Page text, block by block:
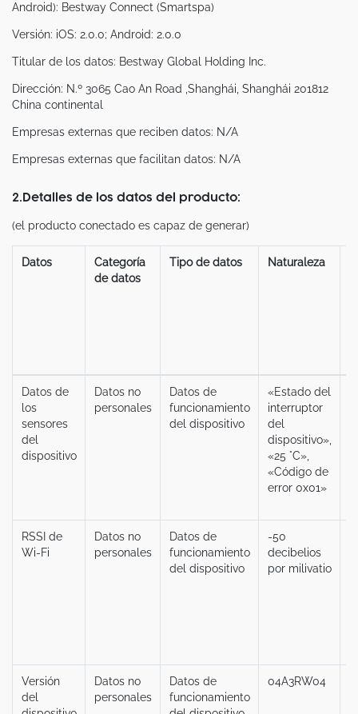
Android): Bestway Connect (Smartspa)
Versión: iOS: 2.0.0; Android: 2.0.0
Titular de los datos: Bestway Global Holding Inc.
Dirección: N.º 3065 Cao An Road ,Shanghái, Shanghái 201812
China continental
Empresas externas que reciben datos: N/A
Empresas externas que facilitan datos: N/A
2.Detalles de los datos del producto:
(el producto conectado es capaz de generar)
Datos
Categoría
de datos
Tipo de datos Naturaleza
Datos de
los
sensores
del
dispositivo
Datos no
personales
Datos de
funcionamiento
del dispositivo
«Estado del
interruptor
del
dispositivo»,
«25 °C»,
«Código de
error 0x01»
RSSI de
Wi-Fi
Datos no
personales
Datos de
funcionamiento
del dispositivo
-50
decibelios
por milivatio
Versión
del
Datos no
personales
Datos de
funcionamiento
04A3RW04